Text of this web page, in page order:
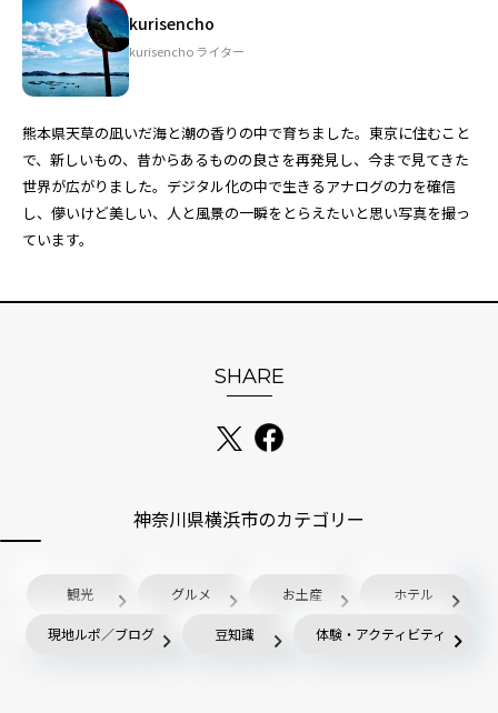
kurisencho
kurisencho ライター
熊本県天草の凪いだ海と潮の香りの中で育ちました。東京に住むこと
で、新しいもの、昔からあるものの良さを再発見し、今まで見てきた
世界が広がりました。デジタル化の中で生きるアナログの力を確信
し、儚いけど美しい、人と風景の一瞬をとらえたいと思い写真を撮っ
ています。
SHARE
神奈川県横浜市のカテゴリー
観光 グルメ お土産 ホテル
現地ルポ／ブログ 豆知識 体験・アクティビティ